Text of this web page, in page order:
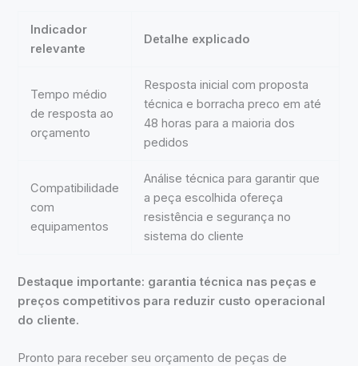
Indicador
relevante
Detalhe explicado
Tempo médio
de resposta ao
orçamento
Resposta inicial com proposta
técnica e borracha preco em até
48 horas para a maioria dos
pedidos
Compatibilidade
com
equipamentos
Análise técnica para garantir que
a peça escolhida ofereça
resistência e segurança no
sistema do cliente
Destaque importante: garantia técnica nas peças e
preços competitivos para reduzir custo operacional
do cliente.
Pronto para receber seu orçamento de peças de